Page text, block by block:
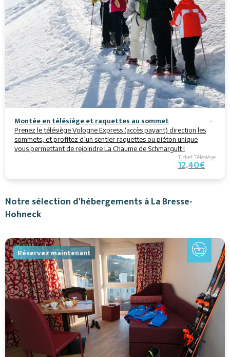
Montée en télésiège et raquettes au sommet
Prenez le télésiège Vologne Express (accès payant) direction les
sommets, et profitez d’un sentier raquettes ou piéton unique
vous permettant de rejoindre La Chaume de Schmargult !
Ticket Télésiège
12,40€
Notre sélection d'hébergements à La Bresse-
Hohneck
Réservez maintenant